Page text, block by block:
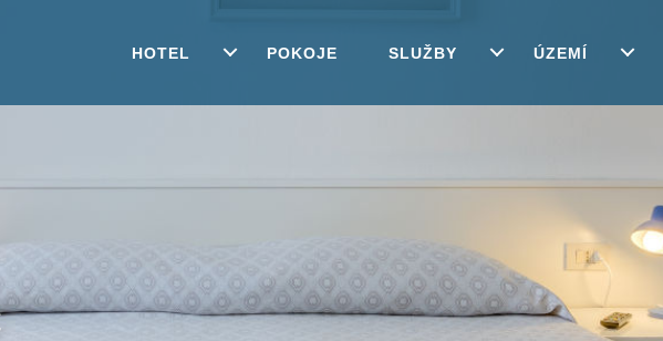
HOTEL POKOJE SLUŽBY ÚZEMÍ